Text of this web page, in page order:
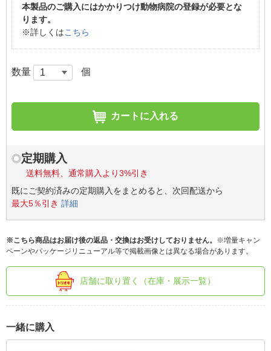
本製品のご購入にはかかりつけ動物病院の登録が必要とな
ります。
※詳しくはこちら
数量 個
カートに入れる
定期購入
送料無料、通常購入より3%引き
既にご契約済みの定期購入をまとめると、次回配送から
最大5％引き 詳細
※こちら商品はお届け後の返品・交換はお受けしておりません。 ※増量キャン
ペーンやパッケージリニューアル等で掲載画像とは異なる場合があります。
店舗に取り置く（在庫・展示一覧）
一緒に購入